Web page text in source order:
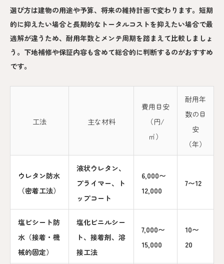
選び方は建物の用途や予算、将来の維持計画で変わります。短期
的に抑えたい場合と長期的なトータルコストを抑えたい場合で最
適解が違うため、耐用年数とメンテ周期を踏まえて比較しましょ
う。下地補修や保証内容も含めて総合的に判断するのがおすすめ
です。
工法 主な材料
費用目安
（円/
㎡）
耐用年
数の目
安
（年）
ウレタン防水
（密着工法）
液状ウレタン、
プライマー、ト
ップコート
6,000〜
12,000
7〜12
塩ビシート防
水（接着・機
械的固定）
塩化ビニルシー
ト、接着剤、溶
接工法
7,000〜
15,000
10〜
20